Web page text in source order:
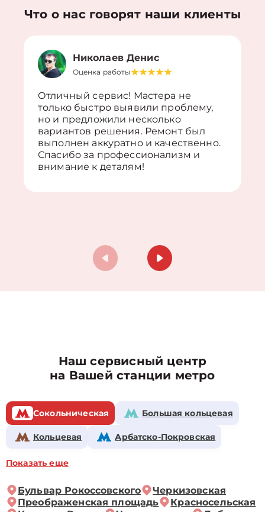
Что о нас говорят наши клиенты
Николаев Денис
Оценка работы
Отличный сервис! Мастера не
только быстро выявили проблему,
но и предложили несколько
вариантов решения. Ремонт был
выполнен аккуратно и качественно.
Спасибо за профессионализм и
внимание к деталям!
Наш сервисный центр
на Вашей станции метро
Сокольническая Большая кольцевая
Кольцевая Арбатско-Покровская
Показать еще
Бульвар Рокоссовского
Черкизовская
Преображенская площадь
Красносельская